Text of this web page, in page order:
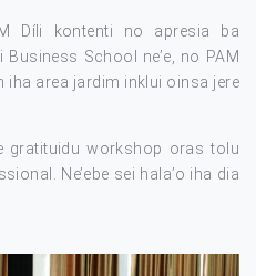
Díli kontenti no apresia ba
School ne’e, no PAM
area jardim inklui oinsa jere
gratituidu workshop oras tolu
Ne’ebe sei hala’o iha dia